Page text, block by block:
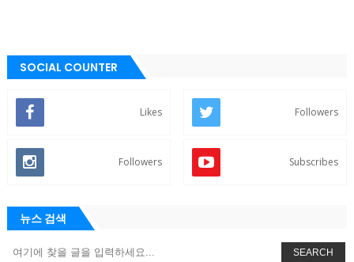
SOCIAL COUNTER
Likes Followers
Followers Subscribes
뉴스 검색
SEARCH